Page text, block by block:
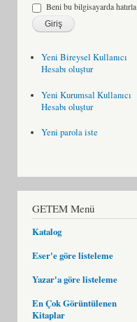
Beni bu bilgisayarda hatırla
Yeni Bireysel Kullanıcı
Hesabı oluştur
Yeni Kurumsal Kullanıcı
Hesabı oluştur
Yeni parola iste
GETEM Menü
Katalog
Eser'e göre listeleme
Yazar'a göre listeleme
En Çok Görüntülenen
Kitaplar